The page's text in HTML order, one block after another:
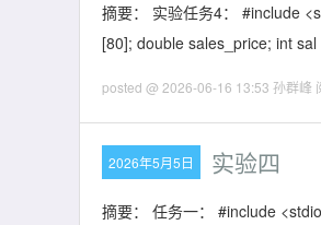
摘要： 实验任务4： #include
[80]; double sales_price; int sal
posted @ 2026-06-16 13:53 孙群峰
2026年5月5日 实验四
摘要： 任务一： #include